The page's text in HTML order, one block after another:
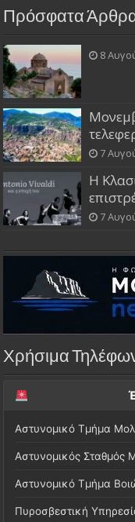
Πρόσφατα
8
7
Η
7
Χρήσιμα
Αστυνομικό Τμήμα
Αστυνομικός Σταθμός
Αστυνομικό Τμήμα
Πυροσβεστική